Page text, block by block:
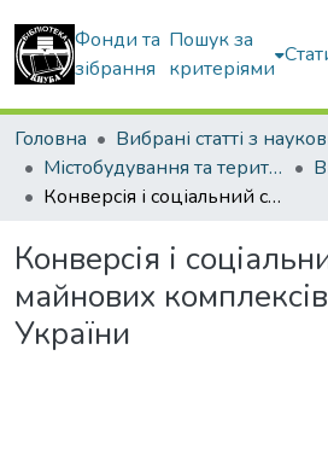
Фонди та
зібрання
Пошук за
критеріями
Головна
Містобудування та територіальне планування
Конверсія і соціальний синтез майнових комплексів оборони України
Конверсія і
майнових
України